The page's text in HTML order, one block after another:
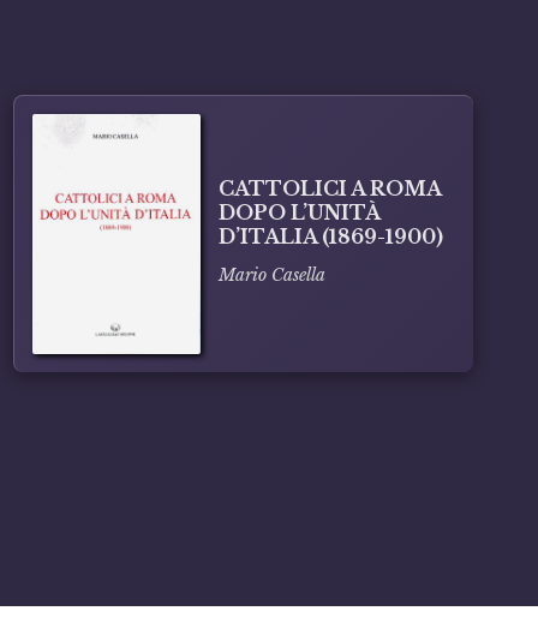
CATTOLICI A ROMA
DOPO L’UNITÀ
D’ITALIA (1869-1900)
Mario Casella